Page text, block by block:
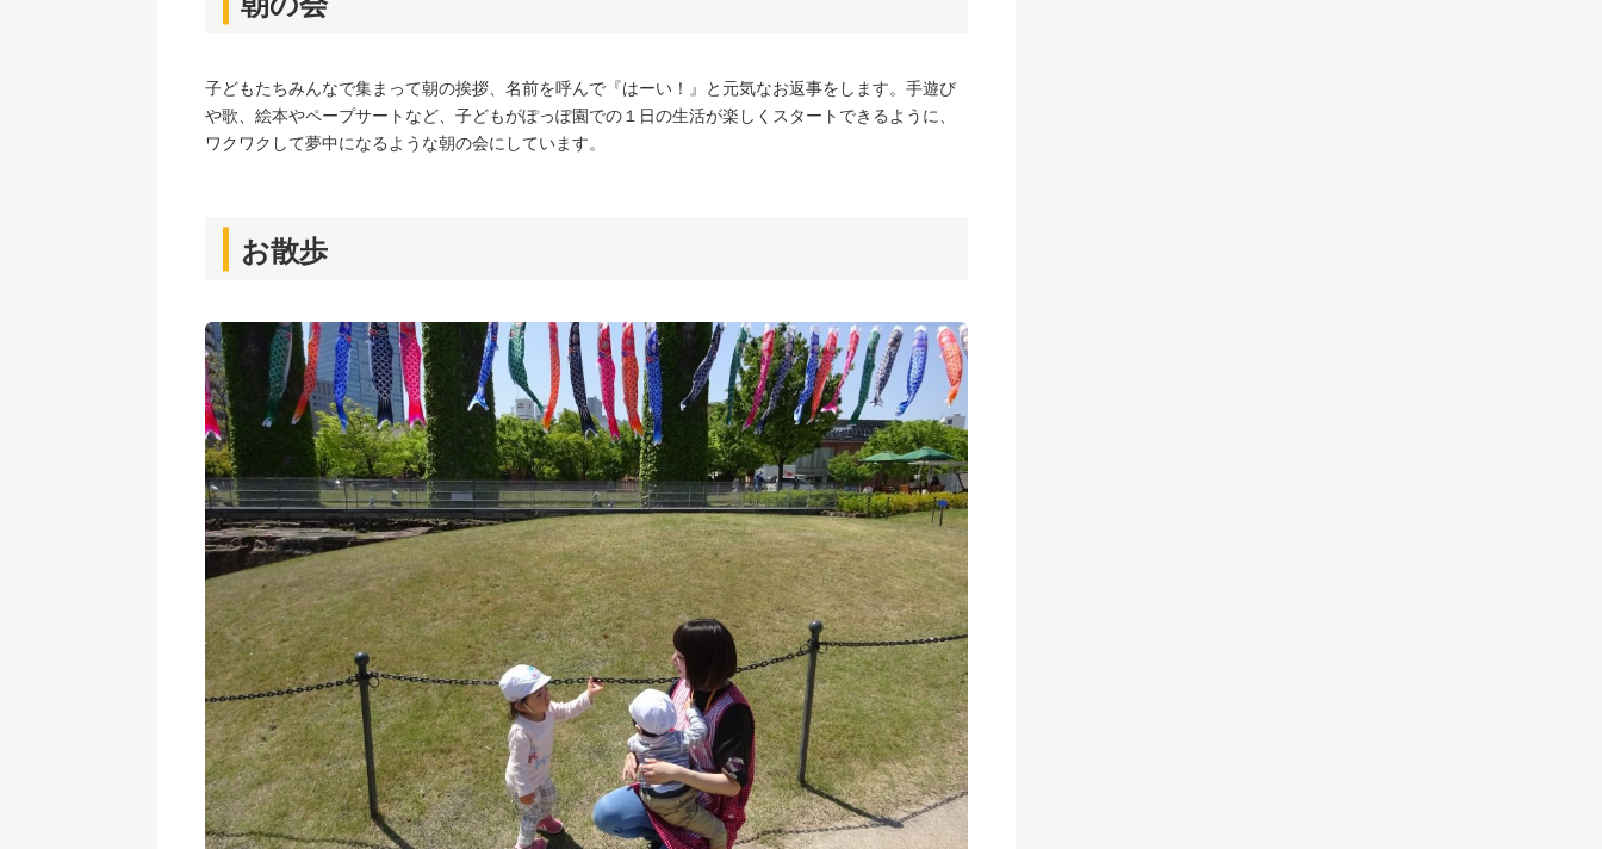
子どもたちみんなで集まって朝の挨拶、名前を呼んで『はーい！』と元気なお返事をします。手遊び
や歌、絵本やペープサートなど、子どもがぽっぽ園での１日の生活が楽しくスタートできるように、
ワクワクして夢中になるような朝の会にしています。
お散歩